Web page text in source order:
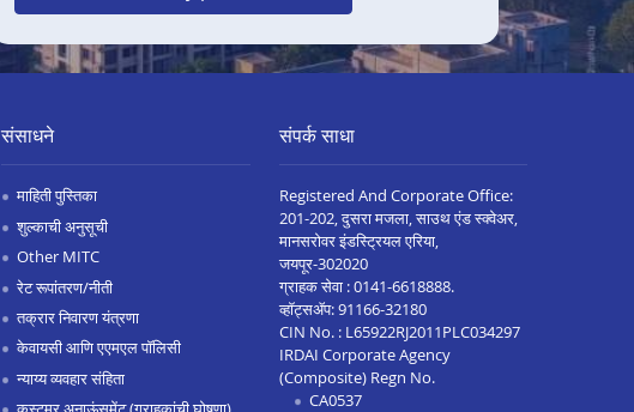
संसाधने
माहिती पुस्तिका
शुल्काची अनुसूची
Other MITC
रेट रूपांतरण/नीती
तक्रार निवारण यंत्रणा
केवायसी आणि एएमएल पॉलिसी
न्याय्य व्यवहार संहिता
संपर्क साधा
Registered And Corporate Office:
201-202, दुसरा मजला, साउथ एंड स्क्वेअर,
मानसरोवर इंडस्ट्रियल एरिया,
जयपूर-302020
ग्राहक सेवा :0141-6618888.
व्हॉट्सॲप:91166-32180
CIN No. : L65922RJ2011PLC034297
IRDAI Corporate Agency
(Composite) Regn No.
CA0537